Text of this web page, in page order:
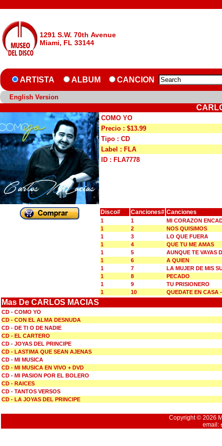
1291 S.W. 70th Avenue
Miami, FL 33144
ARTISTA ALBUM CANCION
English Version
COMO YO
Precio : $13.99
Tipo : CD
Label : FLA
ID : FLA7778
Disco# Canciones# Canciones
1 1
MI CORAZON
1
2
NOS QUISIMOS
1
3
LO QUE FUERA
1
4
QUE TU ME AMAS
1
5
AUNQUE TE VAYAS
1
6
A QUIEN
1
7
LA MUJER DE MIS
1
8
PECADO
1
9
TU PRISIONERO
1
10 QUEDATE EN CASA
Mas De CARLOS MACIAS
CD - COMO YO
CD - CON EL ALMA DESNUDA
CD - DE TI O DE NADIE
CD - EL CARTERO
CD - JOYAS DEL PRINCIPE
CD - LASTIMA QUE SEAN AJENAS
CD - MI MUSICA
CD - MI MUSICA EN VIVO + DVD
CD - MI PASION POR EL BOLERO
CD - RAICES
CD - TANTOS VERSOS
CD - LA JOYAS DEL PRINCIPE
Copyright © 2026
email: